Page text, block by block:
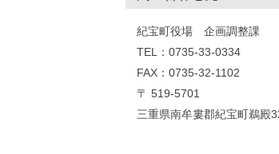
紀宝町役場 企画調整課
TEL：0735-33-0334
FAX：0735-32-1102
〒 519-5701
三重県南牟婁郡紀宝町鵜殿